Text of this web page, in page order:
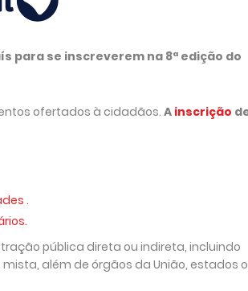
para se inscreverem na 8ª edição do
ofertados à cidadãos. A inscrição
.
pública direta ou indireta, incluindo
além de órgãos da União, estados